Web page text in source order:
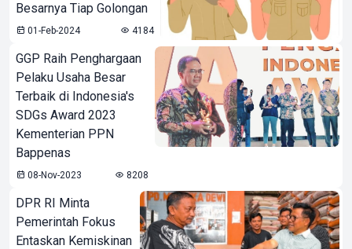
Besarnya Tiap Golongan
01-Feb-2024 4184
GGP Raih Penghargaan
Pelaku Usaha Besar
Terbaik di Indonesia's
SDGs Award 2023
Kementerian PPN
Bappenas
08-Nov-2023 8208
DPR RI Minta
Pemerintah Fokus
Entaskan Kemiskinan